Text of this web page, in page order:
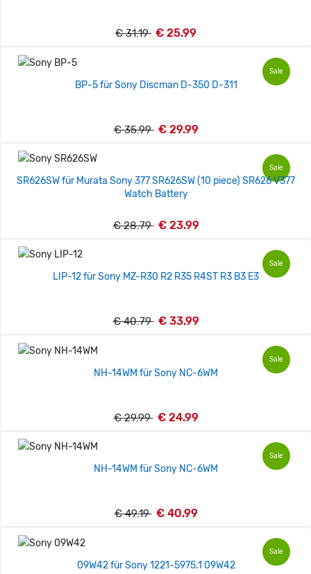
€ 31.19 € 25.99
Sale
BP-5 für Sony Discman D-350 D-311
€ 35.99 € 29.99
Sale
SR626SW für Murata Sony 377 SR626SW (10 piece) SR626 V377
Watch Battery
€ 28.79 € 23.99
Sale
LIP-12 für Sony MZ-R30 R2 R35 R4ST R3 B3 E3
€ 40.79 € 33.99
Sale
NH-14WM für Sony NC-6WM
€ 29.99 € 24.99
Sale
NH-14WM für Sony NC-6WM
€ 49.19 € 40.99
Sale
09W42 für Sony 1221-5975.1 09W42